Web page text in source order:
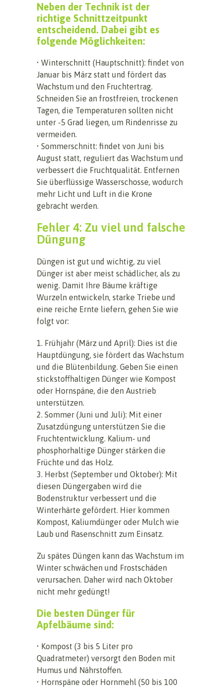
Neben der Technik ist der
richtige Schnittzeitpunkt
entscheidend. Dabei gibt es
folgende Möglichkeiten:
• Winterschnitt (Hauptschnitt): findet von
Januar bis März statt und fördert das
Wachstum und den Fruchtertrag.
Schneiden Sie an frostfreien, trockenen
Tagen, die Temperaturen sollten nicht
unter -5 Grad liegen, um Rindenrisse zu
vermeiden.
• Sommerschnitt: findet von Juni bis
August statt, reguliert das Wachstum und
verbessert die Fruchtqualität. Entfernen
Sie überflüssige Wasserschosse, wodurch
mehr Licht und Luft in die Krone
gebracht werden.
Fehler 4: Zu viel und falsche
Düngung
Düngen ist gut und wichtig, zu viel
Dünger ist aber meist schädlicher, als zu
wenig. Damit Ihre Bäume kräftige
Wurzeln entwickeln, starke Triebe und
eine reiche Ernte liefern, gehen Sie wie
folgt vor:
1. Frühjahr (März und April): Dies ist die
Hauptdüngung, sie fördert das Wachstum
und die Blütenbildung. Geben Sie einen
stickstoffhaltigen Dünger wie Kompost
oder Hornspäne, die den Austrieb
unterstützen.
2. Sommer (Juni und Juli): Mit einer
Zusatzdüngung unterstützen Sie die
Fruchtentwicklung. Kalium- und
phosphorhaltige Dünger stärken die
Früchte und das Holz.
3. Herbst (September und Oktober): Mit
diesen Düngergaben wird die
Bodenstruktur verbessert und die
Winterhärte gefördert. Hier kommen
Kompost, Kaliumdünger oder Mulch wie
Laub und Rasenschnitt zum Einsatz.
Zu spätes Düngen kann das Wachstum im
Winter schwächen und Frostschäden
verursachen. Daher wird nach Oktober
nicht mehr gedüngt!
Die besten Dünger für
Apfelbäume sind:
• Kompost (3 bis 5 Liter pro
Quadratmeter) versorgt den Boden mit
Humus und Nährstoffen.
• Hornspäne oder Hornmehl (50 bis 100